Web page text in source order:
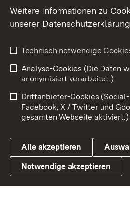
Social Wall
X / Twitter
Youtube
Link zum Landesportal
Benutzungshinweise
Datenschutz
Weitere Informationen zu
unserer Datenschutzerklärung
Technisch notwendige
Analyse-Cookies (Die Daten
anonymisiert verarbeitet.)
Drittanbieter-Cookies
Facebook, X / Twitter und
gesamten Webseite aktiviert.)
Alle akzeptieren
Notwendige akzeptieren